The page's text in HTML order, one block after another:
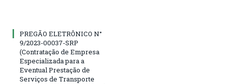
PREGÃO ELETRÔNICO N°
9/2023-00037-SRP
(Contratação de Empresa
Especializada para a
Eventual Prestação de
Serviços de Transporte